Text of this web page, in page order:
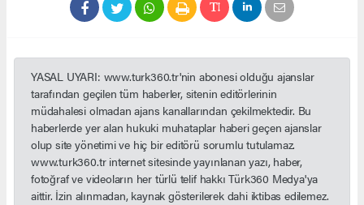
YASAL UYARI: www.turk360.tr'nin abonesi olduğu ajanslar
tarafından geçilen tüm haberler, sitenin editörlerinin
müdahalesi olmadan ajans kanallarından çekilmektedir. Bu
haberlerde yer alan hukuki muhataplar haberi geçen ajanslar
olup site yönetimi ve hiç bir editörü sorumlu tutulamaz.
www.turk360.tr internet sitesinde yayınlanan yazı, haber,
fotoğraf ve videoların her türlü telif hakkı Türk360 Medya'ya
aittir. İzin alınmadan, kaynak gösterilerek dahi iktibas edilemez.